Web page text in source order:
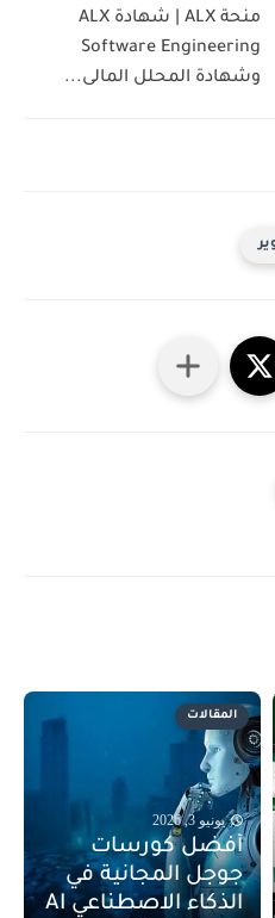
منحة ALX | شهادة ALX
Software Engineering
وشهادة المحلل المالى...
المقالات
يونيو 3, 2026
أفضل كورسات
جوجل المجانية في
الذكاء الاصطناعي AI